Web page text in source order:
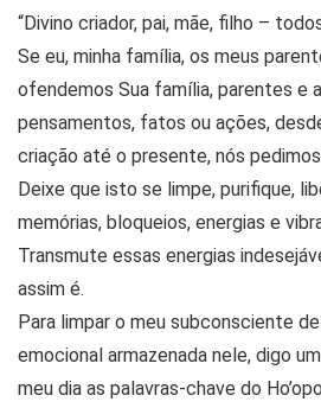
“Divino criador, pai, mãe, filho –
Se eu, minha família, os meus
ofendemos Sua família, parentes e
pensamentos, fatos ou ações,
criação até o presente, nós
Deixe que isto se limpe, purifique,
memórias, bloqueios, energias e
Transmute essas energias
assim é.
Para limpar o meu subconsciente
emocional armazenada nele, digo
meu dia as palavras-chave do